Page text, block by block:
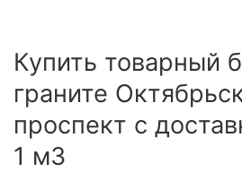
Купить товарный
граните
проспект с
1 м3